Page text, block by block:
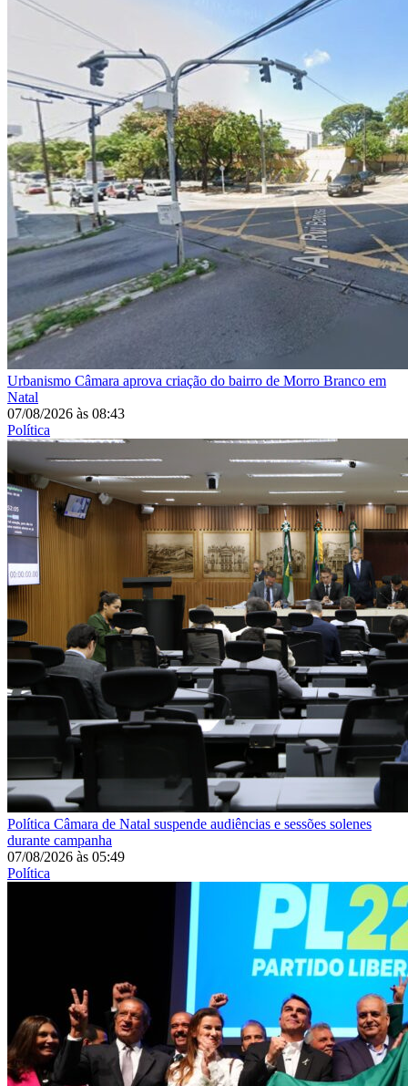
Urbanismo Câmara aprova criação do bairro de Morro Branco em
Natal
07/08/2026 às 08:43
Política
Política Câmara de Natal suspende audiências e sessões solenes
durante campanha
07/08/2026 às 05:49
Política